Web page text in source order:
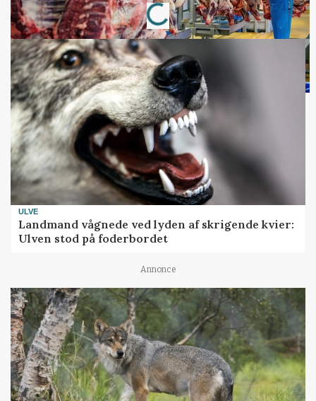
Loading...
ULVE
Landmand vågnede ved lyden af skrigende kvier:
Ulven stod på foderbordet
Annonce